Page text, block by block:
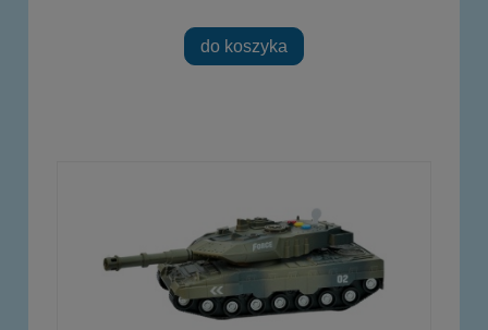
do koszyka